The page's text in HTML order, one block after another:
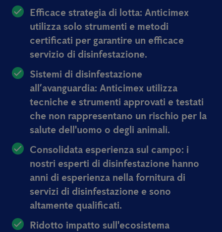
Efficace strategia di lotta: Anticimex
utilizza solo strumenti e metodi
certificati per garantire un efficace
servizio di disinfestazione.
Sistemi di disinfestazione
all’avanguardia: Anticimex utilizza
tecniche e strumenti approvati e testati
che non rappresentano un rischio per la
salute dell'uomo o degli animali.
Consolidata esperienza sul campo: i
nostri esperti di disinfestazione hanno
anni di esperienza nella fornitura di
servizi di disinfestazione e sono
altamente qualificati.
Ridotto impatto sull'ecosistema